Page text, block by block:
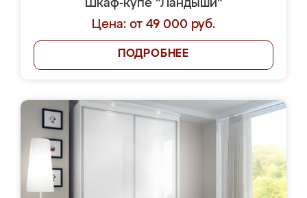
Шкаф-купе "Ландыши"
Цена: от 49 000 руб.
ПОДРОБНЕЕ